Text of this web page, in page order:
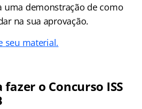
uma demonstração de como
na sua aprovação.
seu material.
o Concurso ISS